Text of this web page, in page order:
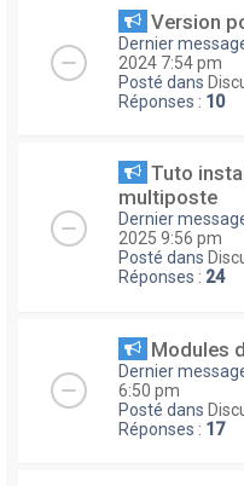
Version
Dernier
2024 7:54 pm
Posté dans
Réponses : 10
Tuto
multiposte
Dernier
2025 9:56 pm
Posté dans
Réponses : 24
Modules
Dernier
6:50 pm
Posté dans
Réponses : 17